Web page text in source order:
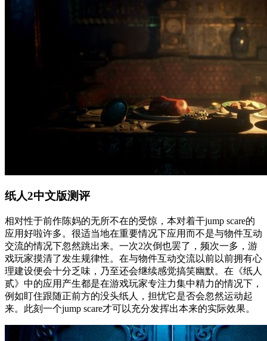
纸人2中文版测评
相对性于前作陈妈的无所不在的受惊，本对着干jump scare的
应用好啦许多。很适当地在重要情况下应用而不是与物件互动
交流的情况下忽然跳出来。一次2次倒也罢了，频次一多，游
戏玩家摸清了发生规律性。在与物件互动交流以前以前拥有心
理建设便会十分乏味，乃至还会继续感觉搞笑幽默。在《纸人
贰》中的应用产生都是在游戏玩家专注力集中精力的情况下，
例如盯住跟随正前方的没头纸人，担忧它是否会忽然运动起
来。此刻一个jump scare才可以充分发挥出本来的实际效果。